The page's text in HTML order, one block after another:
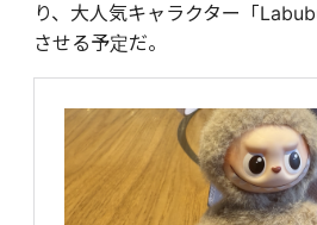
り、大人気キャラクター「
させる予定だ。